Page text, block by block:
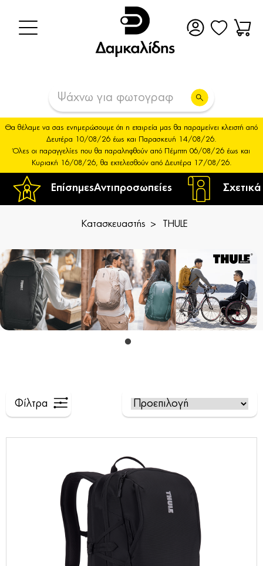
ΕπίσημεςΑντιπροσωπείες
Θα θέλαμε να σας ενημερώσουμε ότι η εταιρεία μας θα παραμείνει κλειστή από
Δευτέρα 10/08/26 έως και Παρασκευή 14/08/26.
Όλες οι παραγγελίες που θα παραληφθούν από Πέμπτη 06/08/26 έως και
Κυριακή 16/08/26, θα εκτελεσθούν από Δευτέρα 17/08/26.
Κατασκευαστής THULE
Φίλτρα